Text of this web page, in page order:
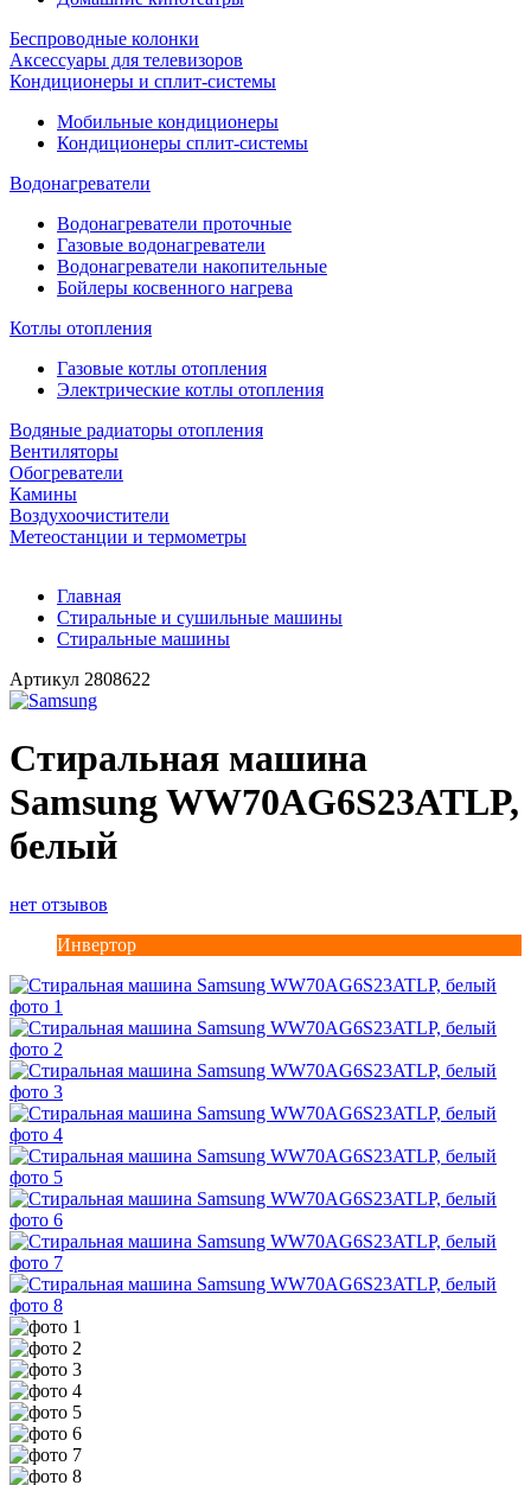
Беспроводные колонки
Аксессуары для телевизоров
Кондиционеры и сплит-системы
Мобильные кондиционеры
Кондиционеры сплит-системы
Водонагреватели
Водонагреватели проточные
Газовые водонагреватели
Водонагреватели накопительные
Бойлеры косвенного нагрева
Котлы отопления
Газовые котлы отопления
Электрические котлы отопления
Водяные радиаторы отопления
Вентиляторы
Обогреватели
Камины
Воздухоочистители
Метеостанции и термометры
Главная
Стиральные и сушильные машины
Стиральные машины
Артикул 2808622
Стиральная машина
Samsung WW70AG6S23ATLP,
белый
нет отзывов
Инвертор